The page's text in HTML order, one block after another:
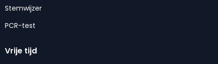
Stemwijzer
PCR-test
Vrije tijd